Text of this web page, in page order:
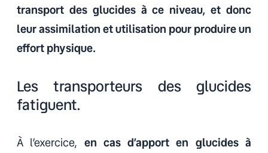
transport des glucides à ce niveau, et donc
leur assimilation et utilisation pour produire un
effort physique.
Les transporteurs des glucides
fatiguent.
À l’exercice, en cas d’apport en glucides à